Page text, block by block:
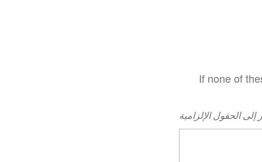
If none of
إلى الحقول الإلزامية